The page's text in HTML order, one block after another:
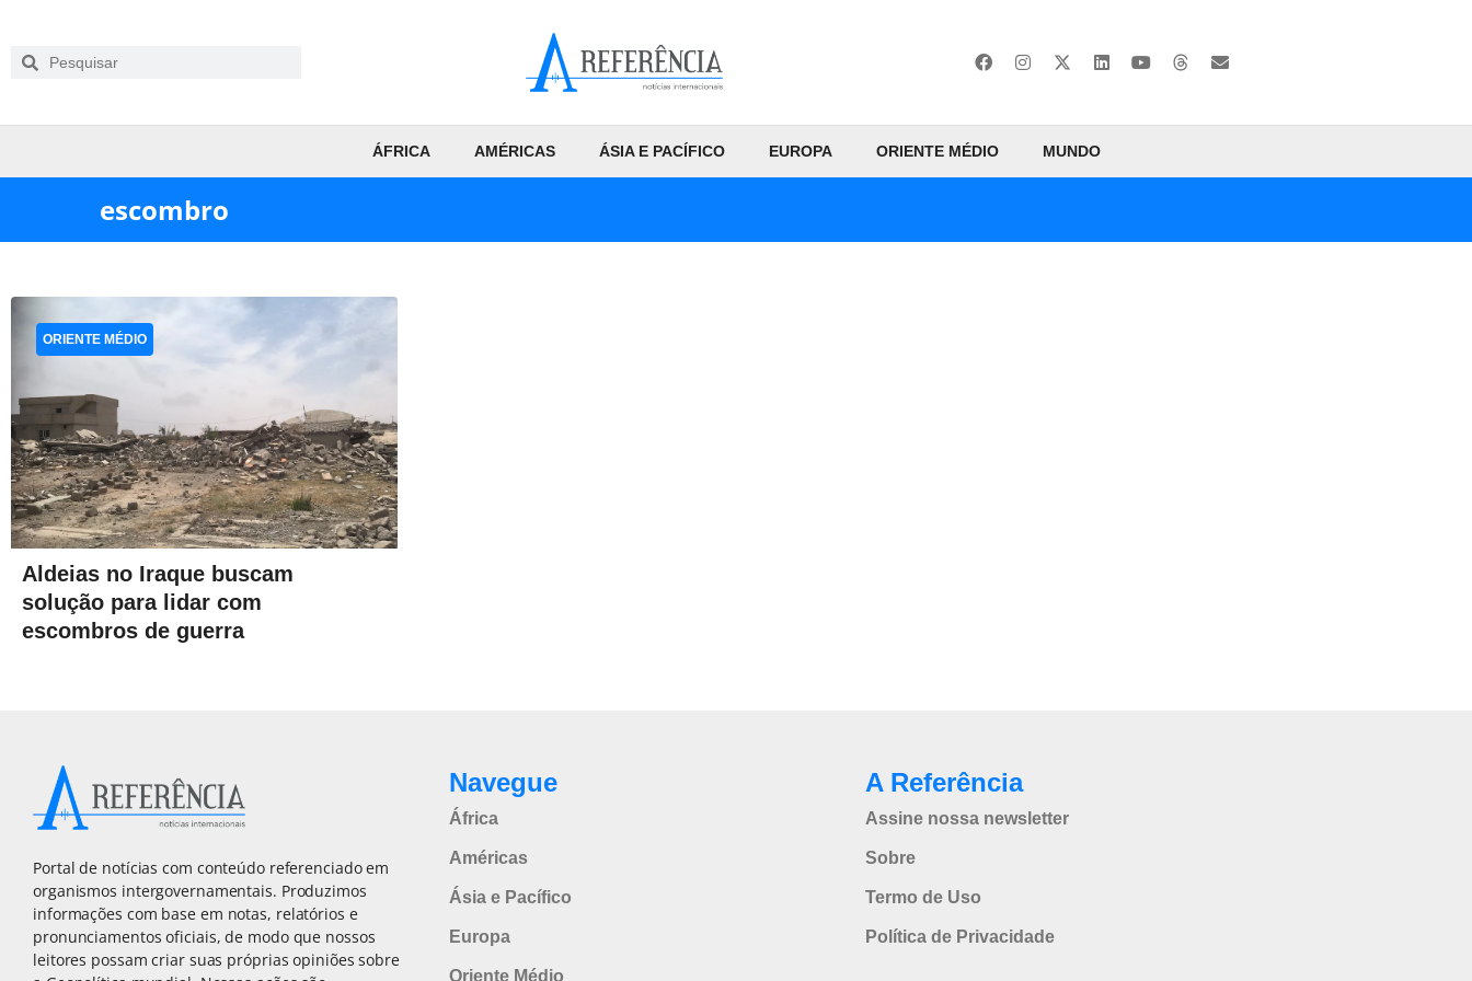
ÁFRICA AMÉRICAS ÁSIA E PACÍFICO EUROPA ORIENTE MÉDIO MUNDO
escombro
Aldeias no Iraque buscam
solução para lidar com
escombros de guerra
ORIENTE MÉDIO
Portal de notícias com conteúdo referenciado em
organismos intergovernamentais. Produzimos
informações com base em notas, relatórios e
pronunciamentos oficiais, de modo que nossos
leitores possam criar suas próprias opiniões sobre
Navegue
África
Américas
Ásia e Pacífico
Europa
Oriente Médio
A Referência
Assine nossa newsletter
Sobre
Termo de Uso
Política de Privacidade